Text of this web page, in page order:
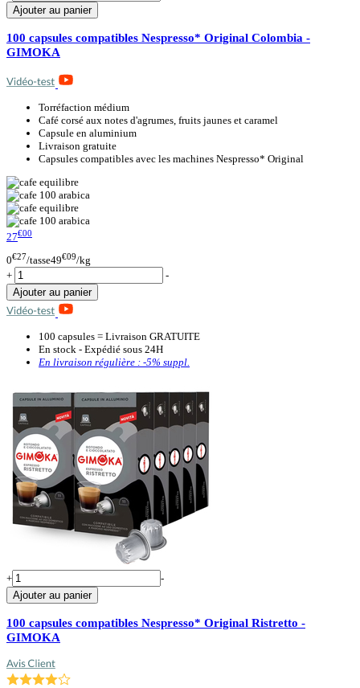
Ajouter au panier
100 capsules compatibles Nespresso* Original Colombia -
GIMOKA
Torréfaction médium
Café corsé aux notes d'agrumes, fruits jaunes et caramel
Capsule en aluminium
Livraison gratuite
Capsules compatibles avec les machines Nespresso* Original
27€00
0€27/tasse49€09/kg
+
-
Ajouter au panier
100 capsules = Livraison GRATUITE
En stock - Expédié sous 24H
En livraison régulière : -5% suppl.
+
-
Ajouter au panier
100 capsules compatibles Nespresso* Original Ristretto -
GIMOKA